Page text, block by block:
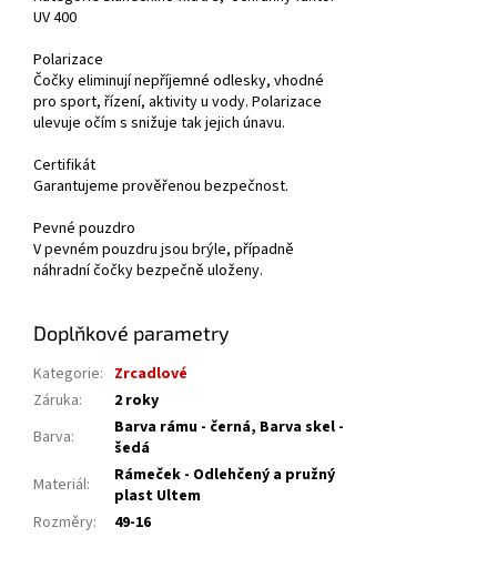
UV 400
Polarizace
Čočky eliminují nepříjemné odlesky, vhodné
pro sport, řízení, aktivity u vody. Polarizace
ulevuje očím s snižuje tak jejich únavu.
Certifikát
Garantujeme prověřenou bezpečnost.
Pevné pouzdro
V pevném pouzdru jsou brýle, případně
náhradní čočky bezpečně uloženy.
Doplňkové parametry
Kategorie: Zrcadlové
Záruka:
2 roky
Barva:
Barva rámu - černá, Barva skel -
šedá
Materiál:
Rámeček - Odlehčený a pružný
plast Ultem
Rozměry: 49-16